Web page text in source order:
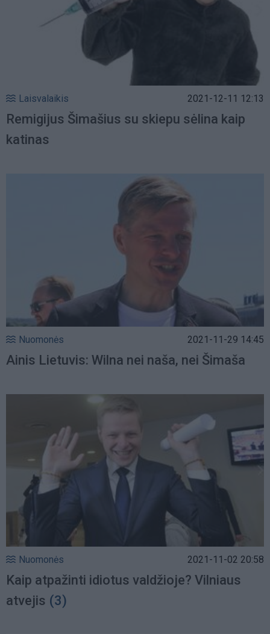
Laisvalaikis 2021-12-11 12:13
Remigijus Šimašius su skiepu sėlina kaip
katinas
Nuomonės 2021-11-29 14:45
Ainis Lietuvis: Wilna nei naša, nei Šimaša
Nuomonės 2021-11-02 20:58
Kaip atpažinti idiotus valdžioje? Vilniaus
atvejis (3)